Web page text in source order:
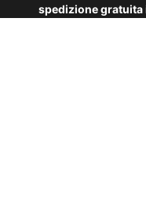
spedizione gratuita